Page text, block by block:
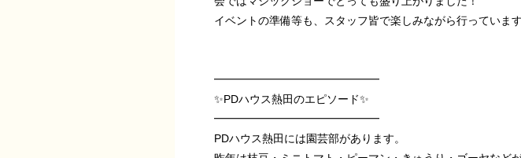
イベントの準備等も、スタッフ皆で楽しみながら行っていま
━━━━━━━━━━━━━━━
✨️PDハウス熱田のエピソード✨️
━━━━━━━━━━━━━━━
PDハウス熱田には園芸部があります。